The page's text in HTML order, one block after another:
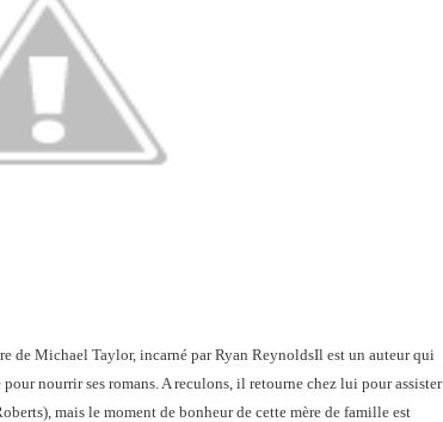
de Michael Taylor, incarné par Ryan ReynoldsIl est un auteur qui
nourrir ses romans. A reculons, il retourne chez lui pour assister
mais le moment de bonheur de cette mère de famille est